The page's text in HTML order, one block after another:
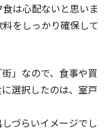
は心配ないと思いま
をしっかり確保して
」なので、食事や買
選択したのは、室戸
づらいイメージでし